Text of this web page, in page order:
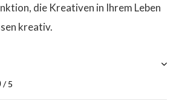
die Kreativen in Ihrem Leben
kreativ.
/ 5